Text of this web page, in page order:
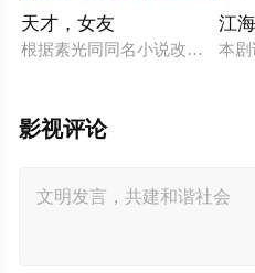
天才，女友
根据素光同同名小说改编。江
江
本剧
影视评论